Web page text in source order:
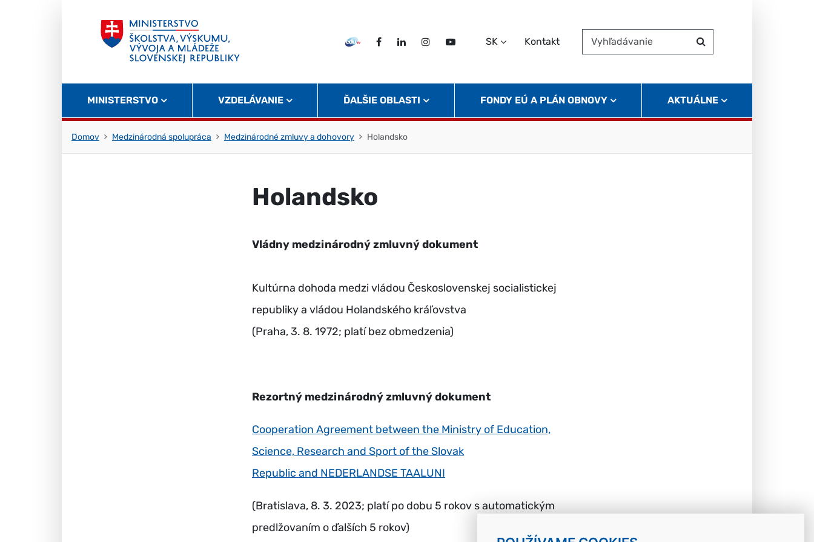
EDU TVFacebookLinkedInInstagram
Twitter
SK Kontakt
Vyhľadávanie
Hľadať
MINISTERSTVO VZDELÁVANIE ĎALŠIE OBLASTI FONDY EÚ A PLÁN OBNOVY AKTUÁLNE
Domov Medzinárodná spolupráca Medzinárodné zmluvy a dohovory Holandsko
Holandsko
Vládny medzinárodný zmluvný dokument
Kultúrna dohoda medzi vládou Československej socialistickej
republiky a vládou Holandského kráľovstva
(Praha, 3. 8. 1972; platí bez obmedzenia)
Rezortný medzinárodný zmluvný dokument
Cooperation Agreement between the Ministry of Education,
Science, Research and Sport of the Slovak
Republic and NEDERLANDSE TAALUNI
(Bratislava, 8. 3. 2023; platí po dobu 5 rokov s automatickým
predlžovaním o ďalších 5 rokov)